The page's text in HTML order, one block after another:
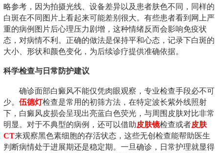
略参考，因为拍摄光线、设备差异以及患者肤色不同，同样的
白斑在不同图片上看起来可能差别很大。有些患者看到网上严
重的病例图片后心理压力剧增，这种情绪反而会影响免疫状
态，对病情不利。正确的做法是保持平和心态，记录下白斑的
大小、形状和颜色变化，为后续诊疗提供准确依据。
科学检查与日常防护建议
确诊面部白癜风不能仅凭肉眼观察，专业检查手段必不可
少。 伍德灯检查是常用的初筛方法，在特定波长紫外线照射
下，白癜风皮损会呈现出亮蓝白色荧光，与周围皮肤对比非常
明显。对于不典型的病例，还可以借助皮肤镜检查或者皮肤
CT来观察黑色素细胞的存活状态，这些无创检查能帮助医生
判断病情处于进展期还是稳定期。一旦确诊，日常护理就显得